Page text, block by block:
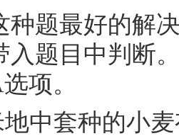
最好的解决
入题目中判断
项。
套种的小麦